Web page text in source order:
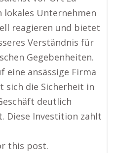
lokales Unternehmen
reagieren und bietet
Verständnis für
Gegebenheiten.
eine ansässige Firma
sich die Sicherheit in
deutlich
Diese Investition zahlt
this post.